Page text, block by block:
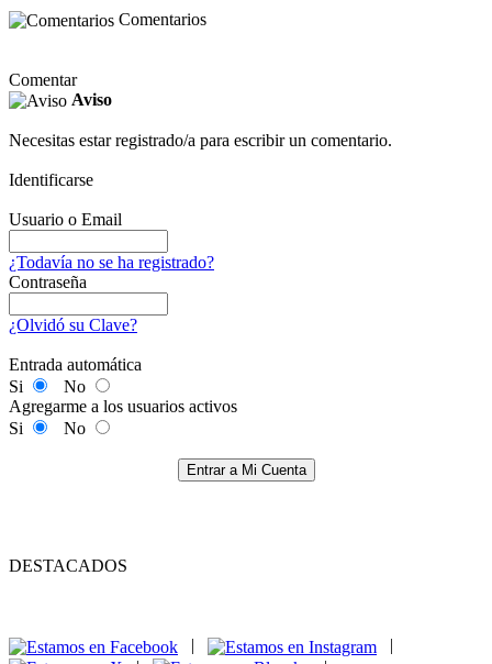
Comentarios
Comentar
Aviso
Necesitas estar registrado/a para escribir un comentario.
Identificarse
Usuario o Email
¿Todavía no se ha registrado?
Contraseña
¿Olvidó su Clave?
Entrada automática
Si
No
Agregarme a los usuarios activos
Si
No
Entrar a Mi Cuenta
DESTACADOS